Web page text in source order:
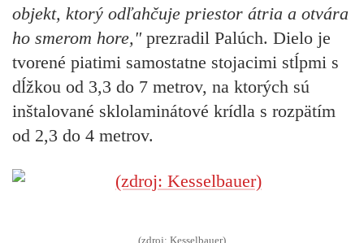
objekt, ktorý odľahčuje priestor átria a otvára
ho smerom hore," prezradil Palúch. Dielo je
tvorené piatimi samostatne stojacimi stĺpmi s
dĺžkou od 3,3 do 7 metrov, na ktorých sú
inštalované sklolaminátové krídla s rozpätím
od 2,3 do 4 metrov.
(zdroj: Kesselbauer)